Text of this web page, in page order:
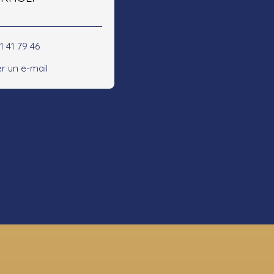
41 79 46
un e-mail